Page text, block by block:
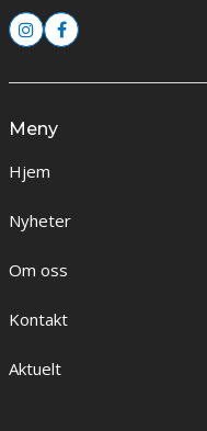
Meny
Hjem
Nyheter
Om oss
Kontakt
Aktuelt